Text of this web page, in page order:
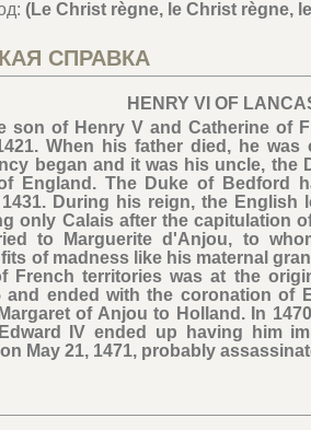
(Le Christ règne, le Christ règne,
СПРАВКА
HENRY VI OF
son of Henry V and Catherine of
When his father died, he
began and it was his uncle, the
England. The Duke of Bedford
1431. During his reign, the
only Calais after the capitulation
to Marguerite d'Anjou, to
of madness like his maternal
French territories was at the
and ended with the coronation of
of Anjou to Holland. In
IV ended up having him
May 21, 1471, probably